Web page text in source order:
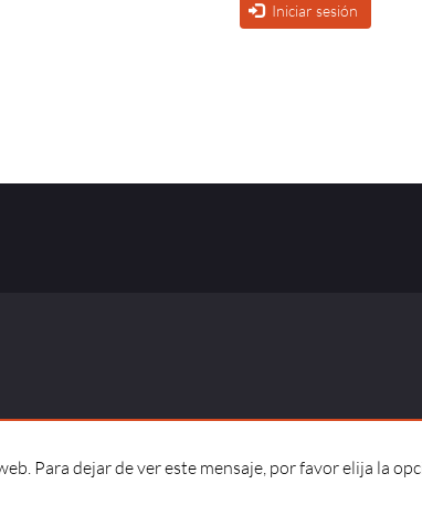
Iniciar sesión
Para dejar de ver este mensaje, por favor elija la